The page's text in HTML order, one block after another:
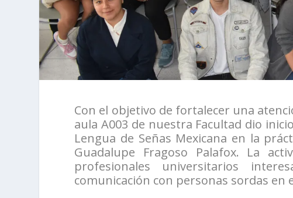
Con el objetivo de fortalecer una
aula A003 de nuestra Facultad dio
Lengua de Señas Mexicana en la
Guadalupe Fragoso Palafox. La
profesionales universitarios
comunicación con personas sordas en